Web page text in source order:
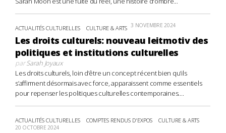
ACTUALITÉS CULTURELLES CULTURE & ARTS 3 NOVEMBRE 2024
Les droits culturels: nouveau leitmotiv des
politiques et institutions culturelles
parSarah Joyaux
Les droits culturels, loin d’être un concept récent bien qu’ils
s’affirment désormais avec force, apparaissent comme essentiels
pour repenser les politiques culturelles contemporaines....
ACTUALITÉS CULTURELLES COMPTES RENDUS D'EXPOS CULTURE & ARTS
20 OCTOBRE 2024